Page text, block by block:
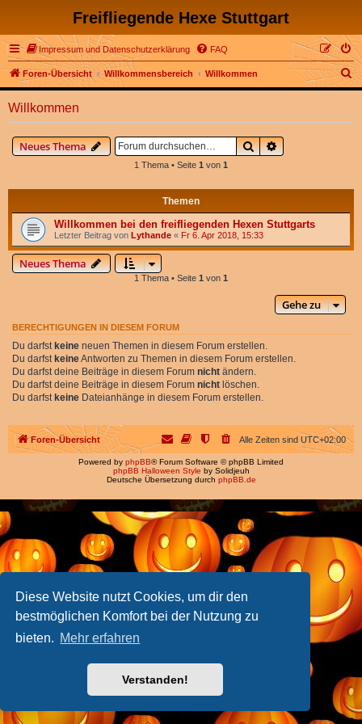
Diese Website nutzt Cookies, um dir den
bestmöglichen Komfort bei der Nutzung zu
bieten. Mehr erfahren
Verstanden!
Freifliegende Hexe Stuttgart
Impressum und Datenschutzerklärung FAQ
Foren-Übersicht Willkommensbereich Willkommen
S
u
Willkommen
Neues Thema SucheErweiterte Suche
1 Thema • Seite 1 von 1
Themen
Willkommen bei den freifliegenden Hexen Stuttgarts
Letzter Beitrag von Lythande « Fr 6. Apr 2018, 15:33
Neues Thema
1 Thema • Seite 1 von 1
Gehe zu
BERECHTIGUNGEN IN DIESEM FORUM
Du darfst keine neuen Themen in diesem Forum erstellen.
Du darfst keineAntworten zu Themen in diesem Forum erstellen.
Du darfst deine Beiträge in diesem Forum nicht ändern.
Du darfst deine Beiträge in diesem Forum nicht löschen.
Du darfst keine Dateianhänge in diesem Forum erstellen.
Foren-Übersicht Alle Zeiten sind UTC+02:00
Powered by phpBB® Forum Software © phpBB Limited
phpBB Halloween Style by Solidjeuh
Deutsche Übersetzung durch phpBB.de